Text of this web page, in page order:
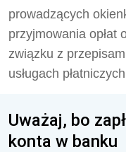
prowadzących
przyjmowania opłat
związku z
usługach
Uważaj, bo
konta w banku